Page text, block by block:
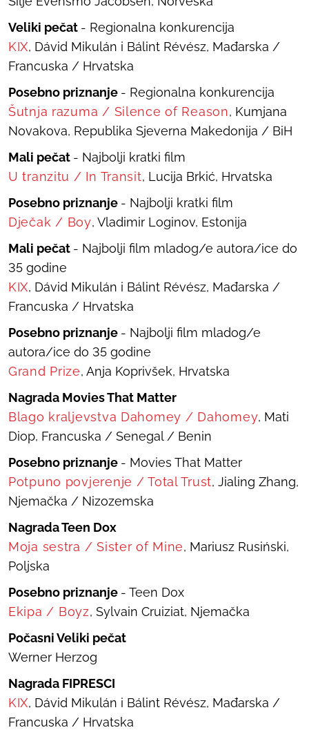
Veliki pečat - Regionalna konkurencija
KIX, Dávid Mikulán i Bálint Révész, Mađarska /
Francuska / Hrvatska
Posebno priznanje - Regionalna konkurencija
Šutnja razuma / Silence of Reason, Kumjana
Novakova, Republika Sjeverna Makedonija / BiH
Mali pečat - Najbolji kratki film
U tranzitu / In Transit, Lucija Brkić, Hrvatska
Posebno priznanje - Najbolji kratki film
Dječak / Boy, Vladimir Loginov, Estonija
Mali pečat - Najbolji film mladog/e autora/ice do
35 godine
KIX, Dávid Mikulán i Bálint Révész, Mađarska /
Francuska / Hrvatska
Posebno priznanje - Najbolji film mladog/e
autora/ice do 35 godine
Grand Prize, Anja Koprivšek, Hrvatska
Nagrada Movies That Matter
Blago kraljevstva Dahomey / Dahomey, Mati
Diop, Francuska / Senegal / Benin
Posebno priznanje - Movies That Matter
Potpuno povjerenje /Total Trust, Jialing Zhang,
Njemačka / Nizozemska
Nagrada Teen Dox
Moja sestra /Sister of Mine, Mariusz Rusiński,
Poljska
Posebno priznanje - Teen Dox
Ekipa / Boyz, Sylvain Cruiziat, Njemačka
Počasni Veliki pečat
Werner Herzog
Nagrada FIPRESCI
KIX, Dávid Mikulán i Bálint Révész, Mađarska /
Francuska / Hrvatska